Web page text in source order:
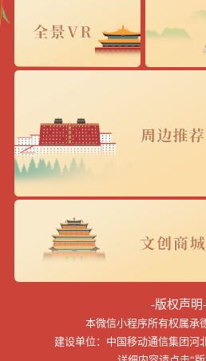
-版权声明-
本微信小程序所有权属承
建设单位：中国移动通信集团河